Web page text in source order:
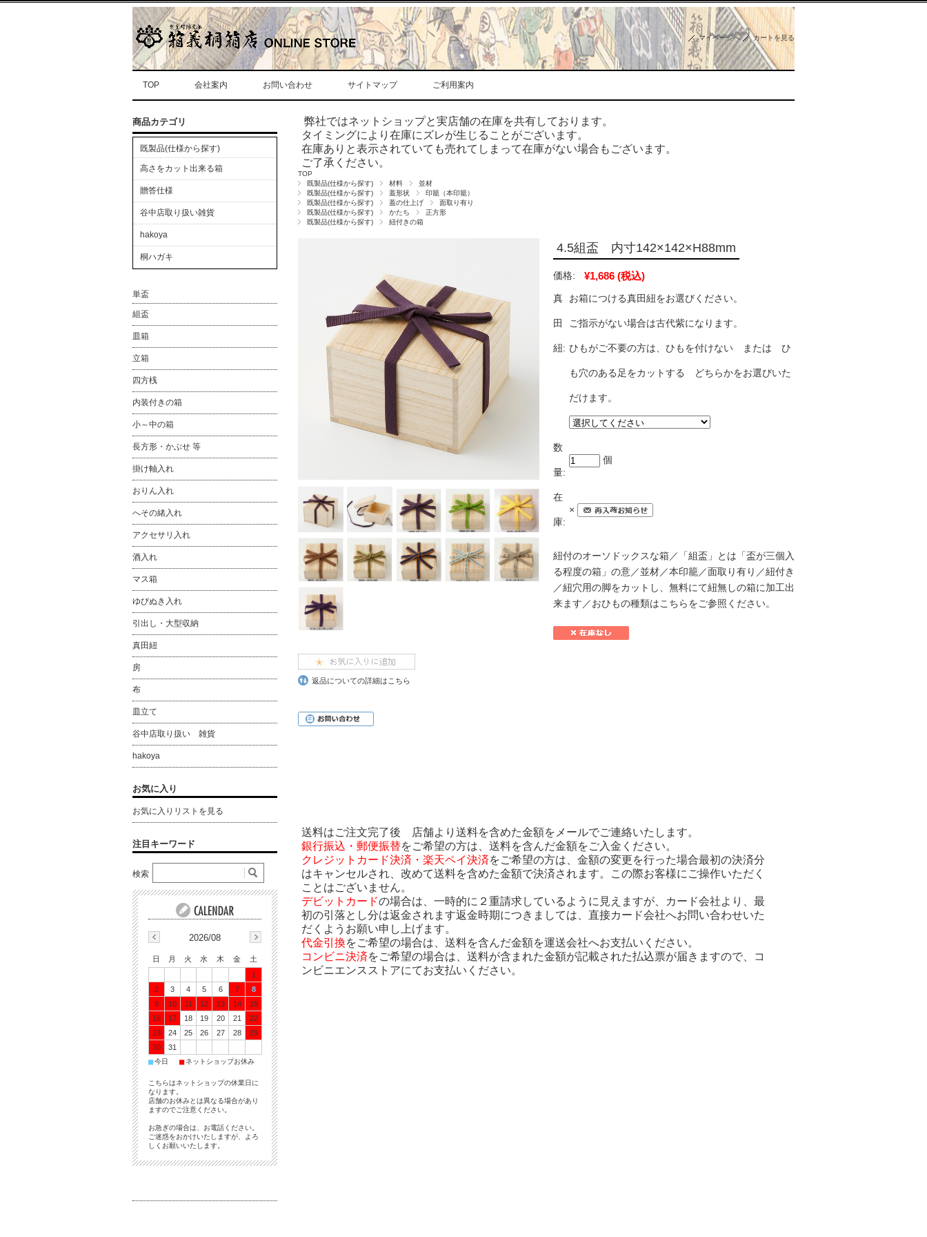
マイページへ カートを見る
TOP 会社案内 お問い合わせ サイトマップ ご利用案内
弊社ではネットショップと実店舗の在庫を共有しております。
タイミングにより在庫にズレが生じることがございます。
在庫ありと表示されていても売れてしまって在庫がない場合もございます。
ご了承ください。
TOP
既製品(仕様から探す)
材料
並材
既製品(仕様から探す)
蓋形状
印籠（本印籠）
既製品(仕様から探す)
蓋の仕上げ
面取り有り
既製品(仕様から探す)
かたち
正方形
既製品(仕様から探す)
紐付きの箱
4.5組盃 内寸142×142×H88mm
価格: ¥1,686 (税込)
真
田
紐:
お箱につける真田紐をお選びください。
ご指示がない場合は古代紫になります。
ひもがご不要の方は、ひもを付けない または ひ
も穴のある足をカットする どちらかをお選びいた
だけます。
数
量:
個
在
庫:
×
紐付のオーソドックスな箱／「組盃」とは「盃が三個入
る程度の箱」の意／並材／本印籠／面取り有り／紐付き
／紐穴用の脚をカットし、無料にて紐無しの箱に加工出
来ます／おひもの種類はこちらをご参照ください。
返品についての詳細はこちら
送料はご注文完了後 店舗より送料を含めた金額をメールでご連絡いたします。
銀行振込・郵便振替をご希望の方は、送料を含んだ金額をご入金ください。
クレジットカード決済・楽天ペイ決済をご希望の方は、金額の変更を行った場合最初の決済分
はキャンセルされ、改めて送料を含めた金額で決済されます。この際お客様にご操作いただく
ことはございません。
デビットカードの場合は、一時的に２重請求しているように見えますが、カード会社より、最
初の引落とし分は返金されます返金時期につきましては、直接カード会社へお問い合わせいた
だくようお願い申し上げます。
代金引換をご希望の場合は、送料を含んだ金額を運送会社へお支払いください。
コンビニ決済をご希望の場合は、送料が含まれた金額が記載された払込票が届きますので、コ
ンビニエンスストアにてお支払いください。
商品カテゴリ
既製品(仕様から探す)
高さをカット出来る箱
贈答仕様
谷中店取り扱い雑貨
hakoya
桐ハガキ
単盃
組盃
皿箱
立箱
四方桟
内装付きの箱
小～中の箱
長方形・かぶせ 等
掛け軸入れ
おりん入れ
へその緒入れ
アクセサリ入れ
酒入れ
マス箱
ゆびぬき入れ
引出し・大型収納
真田紐
房
布
皿立て
谷中店取り扱い 雑貨
hakoya
お気に入り
お気に入りリストを見る
注目キーワード
2026/08
日 月 火 水 木 金
土
1
2
3 4 5 6 7
8
9
10 11 12 13 14
15
16
17 18 19 20 21
22
23
24 25 26 27 28
29
30
31
■今日 ■ネットショップお休み
こちらはネットショップの休業日に
なります。
店舗のお休みとは異なる場合があり
ますのでご注意ください。
お急ぎの場合は、お電話ください。
ご迷惑をおかけいたしますが、よろ
しくお願いいたします。